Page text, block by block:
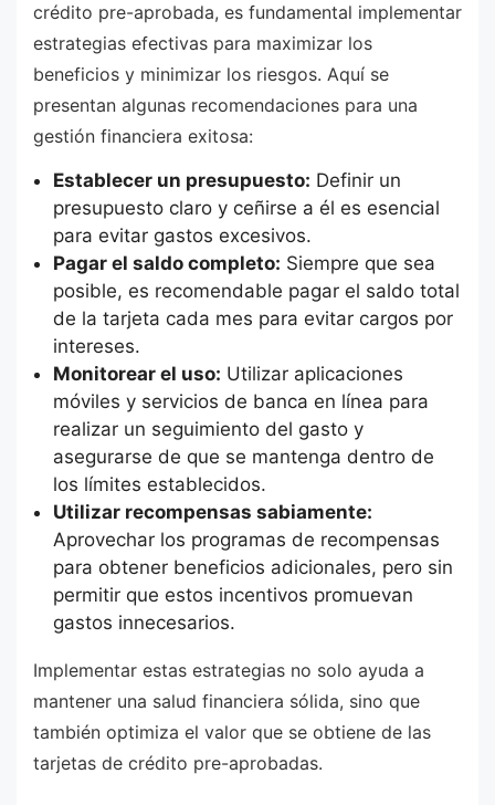
crédito pre-aprobada, es fundamental implementar
estrategias efectivas para maximizar los
beneficios y minimizar los riesgos. Aquí se
presentan algunas recomendaciones para una
gestión financiera exitosa:
Establecer un presupuesto: Definir un
presupuesto claro y ceñirse a él es esencial
para evitar gastos excesivos.
Pagar el saldo completo: Siempre que sea
posible, es recomendable pagar el saldo total
de la tarjeta cada mes para evitar cargos por
intereses.
Monitorear el uso: Utilizar aplicaciones
móviles y servicios de banca en línea para
realizar un seguimiento del gasto y
asegurarse de que se mantenga dentro de
los límites establecidos.
Utilizar recompensas sabiamente:
Aprovechar los programas de recompensas
para obtener beneficios adicionales, pero sin
permitir que estos incentivos promuevan
gastos innecesarios.
Implementar estas estrategias no solo ayuda a
mantener una salud financiera sólida, sino que
también optimiza el valor que se obtiene de las
tarjetas de crédito pre-aprobadas.